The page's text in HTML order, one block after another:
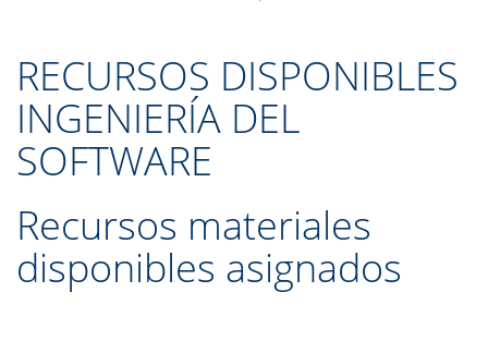
RECURSOS DISPONIBLES
INGENIERÍA DEL
SOFTWARE
Recursos materiales
disponibles asignados